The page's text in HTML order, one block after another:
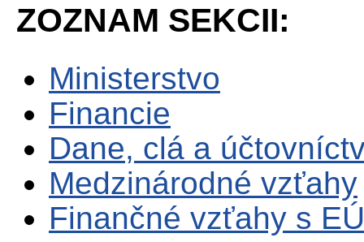
ZOZNAM SEKCII:
Ministerstvo
Financie
Dane, clá a
Medzinárodné vzťahy
Finančné vzťahy s EÚ